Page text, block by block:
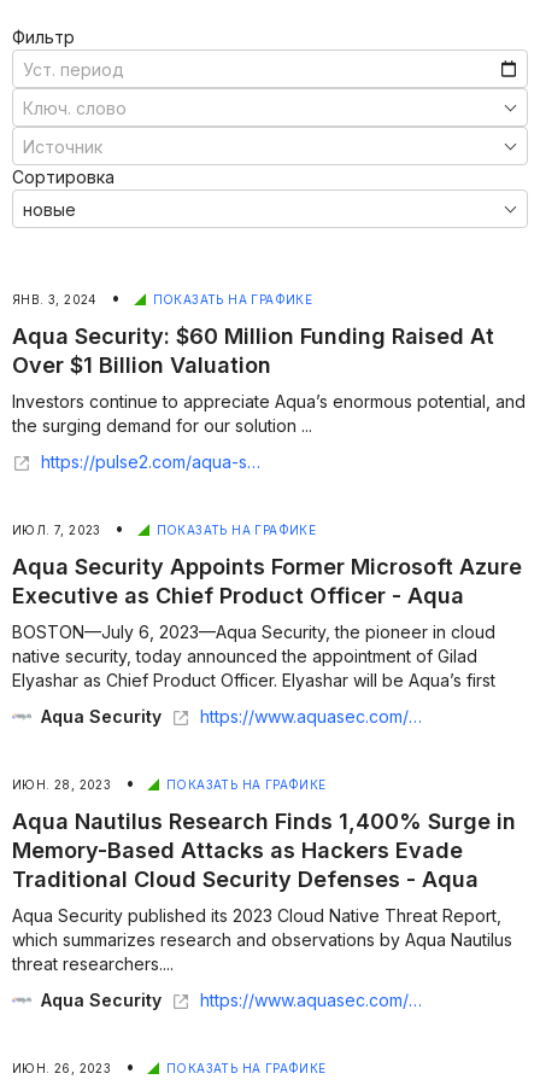
Фильтр
Сортировка
ЯНВ. 3, 2024 • ПОКАЗАТЬ НА ГРАФИКЕ
Aqua Security: $60 Million Funding Raised At
Over $1 Billion Valuation
Investors continue to appreciate Aqua’s enormous potential, and
the surging demand for our solution ...
https://pulse2.com/aqua-security-60-million-funding/
ИЮЛ. 7, 2023 • ПОКАЗАТЬ НА ГРАФИКЕ
Aqua Security Appoints Former Microsoft Azure
Executive as Chief Product Officer - Aqua
BOSTON—July 6, 2023—Aqua Security, the pioneer in cloud
native security, today announced the appointment of Gilad
Elyashar as Chief Product Officer. Elyashar will be Aqua’s first
Chief Product Officer responsible for leading the product
management organiz...
Aqua Security https://www.aquasec.com/news/aqua-security-appoints-former-microsoft-azure-executive-as-chief-product-officer/
ИЮН. 28, 2023 • ПОКАЗАТЬ НА ГРАФИКЕ
Aqua Nautilus Research Finds 1,400% Surge in
Memory-Based Attacks as Hackers Evade
Traditional Cloud Security Defenses - Aqua
Aqua Security published its 2023 Cloud Native Threat Report,
which summarizes research and observations by Aqua Nautilus
threat researchers....
Aqua Security
https://www.aquasec.com/news/aqua-nautilus-research-finds-1400-surge-in-memory-based-attacks/
ИЮН. 26, 2023 • ПОКАЗАТЬ НА ГРАФИКЕ